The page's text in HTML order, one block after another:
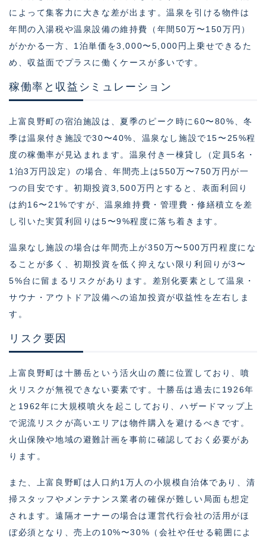
によって集客力に大きな差が出ます。温泉を引ける物件は
年間の入湯税や温泉設備の維持費（年間50万〜150万円）
がかかる一方、1泊単価を3,000〜5,000円上乗せできるた
め、収益面でプラスに働くケースが多いです。
稼働率と収益シミュレーション
上富良野町の宿泊施設は、夏季のピーク時に60〜80%、冬
季は温泉付き施設で30〜40%、温泉なし施設で15〜25%程
度の稼働率が見込まれます。温泉付き一棟貸し（定員5名・
1泊3万円設定）の場合、年間売上は550万〜750万円が一
つの目安です。初期投資3,500万円とすると、表面利回り
は約16〜21%ですが、温泉維持費・管理費・修繕積立を差
し引いた実質利回りは5〜9%程度に落ち着きます。
温泉なし施設の場合は年間売上が350万〜500万円程度にな
ることが多く、初期投資を低く抑えない限り利回りが3〜
5%台に留まるリスクがあります。差別化要素として温泉・
サウナ・アウトドア設備への追加投資が収益性を左右しま
す。
リスク要因
上富良野町は十勝岳という活火山の麓に位置しており、噴
火リスクが無視できない要素です。十勝岳は過去に1926年
と1962年に大規模噴火を起こしており、ハザードマップ上
で泥流リスクが高いエリアは物件購入を避けるべきです。
火山保険や地域の避難計画を事前に確認しておく必要があ
ります。
また、上富良野町は人口約1万人の小規模自治体であり、清
掃スタッフやメンテナンス業者の確保が難しい局面も想定
されます。遠隔オーナーの場合は運営代行会社の活用がほ
ぼ必須となり、売上の10%〜30%（会社や任せる範囲によ